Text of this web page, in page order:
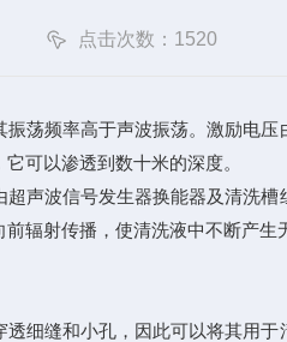
点击次数：1520
频率高于声波振荡。激励电压
可以渗透到数十米的深度。
超声波信号发生器换能器及清洗
辐射传播，使清洗液中不断产
缝和小孔，因此可以将其用于